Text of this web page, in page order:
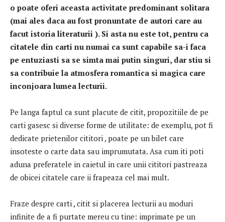
o poate oferi aceasta activitate predominant solitara
(mai ales daca au fost pronuntate de autori care au
facut istoria literaturii ). Si asta nu este tot, pentru ca
citatele din carti nu numai ca sunt capabile sa-i faca
pe entuziasti sa se simta mai putin singuri, dar stiu si
sa contribuie la atmosfera romantica si magica care
inconjoara lumea lecturii.
Pe langa faptul ca sunt placute de citit, propozitiile de pe
carti gasesc si diverse forme de utilitate: de exemplu, pot fi
dedicate prietenilor cititori , poate pe un bilet care
insoteste o carte data sau imprumutata. Asa cum iti poti
aduna preferatele in caietul in care unii cititori pastreaza
de obicei citatele care ii frapeaza cel mai mult.
Fraze despre carti , citit si placerea lecturii au moduri
infinite de a fi purtate mereu cu tine: imprimate pe un